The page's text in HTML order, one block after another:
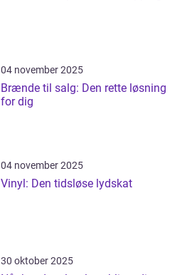
04 november 2025
Brænde til salg: Den rette løsning
for dig
04 november 2025
Vinyl: Den tidsløse lydskat
30 oktober 2025